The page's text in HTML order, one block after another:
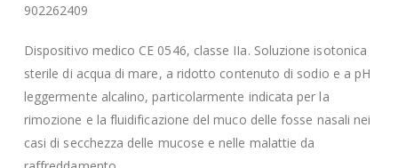
902262409
Dispositivo medico CE 0546, classe IIa. Soluzione isotonica
sterile di acqua di mare, a ridotto contenuto di sodio e a pH
leggermente alcalino, particolarmente indicata per la
rimozione e la fluidificazione del muco delle fosse nasali nei
casi di secchezza delle mucose e nelle malattie da